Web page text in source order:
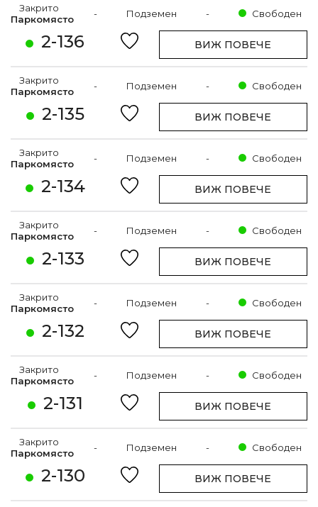
2-136
Закрито
Паркомясто
- Подземен - Свободен
ВИЖ ПОВЕЧЕ
2-135
Закрито
Паркомясто
- Подземен - Свободен
ВИЖ ПОВЕЧЕ
2-134
Закрито
Паркомясто
- Подземен - Свободен
ВИЖ ПОВЕЧЕ
2-133
Закрито
Паркомясто
- Подземен - Свободен
ВИЖ ПОВЕЧЕ
2-132
Закрито
Паркомясто
- Подземен - Свободен
ВИЖ ПОВЕЧЕ
2-131
Закрито
Паркомясто
- Подземен - Свободен
ВИЖ ПОВЕЧЕ
2-130
Закрито
Паркомясто
- Подземен - Свободен
ВИЖ ПОВЕЧЕ